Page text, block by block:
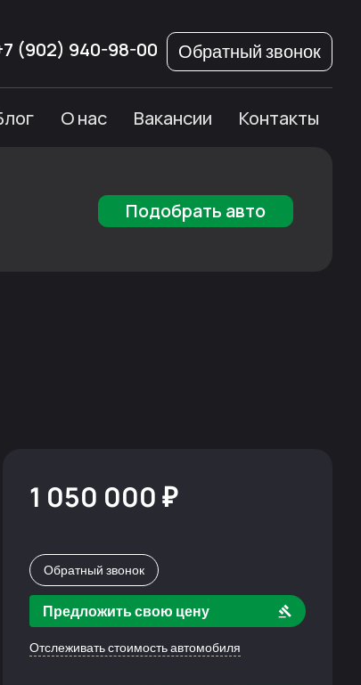
(902) 940-98-00 Обратный звонок
О нас Вакансии Контакты
Подобрать авто
1 050 000 ₽
Обратный звонок
Предложить свою цену
Отслеживать стоимость автомобиля